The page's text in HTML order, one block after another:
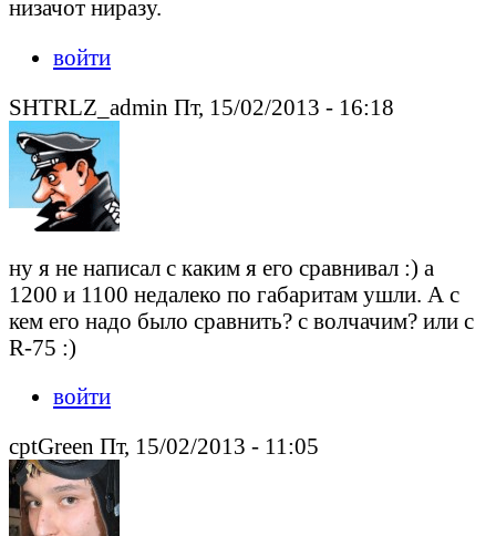
низачот ниразу.
войти
SHTRLZ_admin Пт, 15/02/2013 - 16:18
ну я не написал с каким я его сравнивал :) а
1200 и 1100 недалеко по габаритам ушли. А с
кем его надо было сравнить? с волчачим? или с
R-75 :)
войти
cptGreen Пт, 15/02/2013 - 11:05